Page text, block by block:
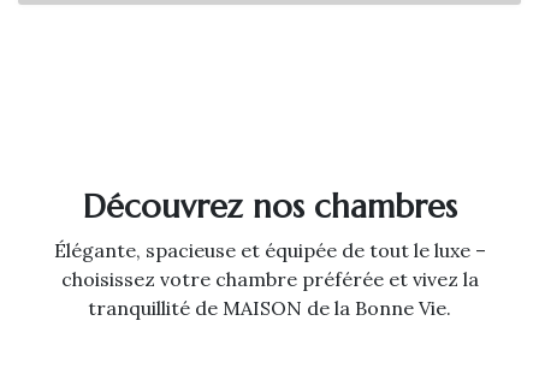
Découvrez nos chambres
Élégante, spacieuse et équipée de tout le luxe –
choisissez votre chambre préférée et vivez la
tranquillité de MAISON de la Bonne Vie.